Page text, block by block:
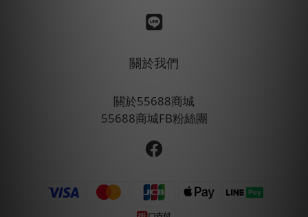
關於我們
關於55688商城
55688商城FB粉絲團